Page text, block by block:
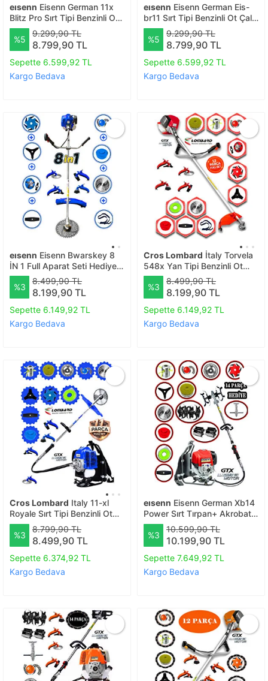
eısenn Eisenn German 11x
Blitz Pro Sırt Tipi Benzinli Ot
Çalı Çim Biçme Tırpanı+ 11
Pcs Full Set Halı Yıkamalı
%5
9.299,90 TL
8.799,90 TL
Sepette 6.599,92 TL
Kargo Bedava
eısenn Eisenn German Eis-
br11 Sırt Tipi Benzinli Ot Çalı
Çim Biçme Tırpanı+ 11 Pcs
Full Set Halı Yıkamalı
%5
9.299,90 TL
8.799,90 TL
Sepette 6.599,92 TL
Kargo Bedava
eısenn Eisenn Bwarskey 8
İN 1 Full Aparat Seti Hediyeli
Yan Tipi Benzinli Motorlu Ot
Çalı Çim Biçme Makinesi
%3
8.499,90 TL
8.199,90 TL
Sepette 6.149,92 TL
Kargo Bedava
Cros Lombard İtaly Torvela
548x Yan Tipi Benzinli Ot
Çalı Çim Biçme Tırpanı+ 12
Pcs Setli Halı Yıkamalı
%3
8.499,90 TL
8.199,90 TL
Sepette 6.149,92 TL
Kargo Bedava
Cros Lombard Italy 11-xl
Royale Sırt Tipi Benzinli Ot
Çalı Çim Biçme Tırpanı+ Full
Bahçe Setli Halı Yıkamalı
%3
8.799,90 TL
8.499,90 TL
Sepette 6.374,92 TL
Kargo Bedava
eısenn Eisenn German Xb14
Power Sırt Tırpan+ Akrobat
Çapalama + Toprak Eşeleme
14 Parça Full Set
%3
10.599,90 TL
10.199,90 TL
Sepette 7.649,92 TL
Kargo Bedava